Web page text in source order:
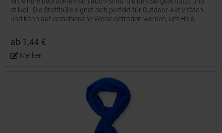
stilvoll. Die Stoffhülle eignet sich perfekt für Outdoor-Aktivitäten
und kann auf verschiedene Weise getragen werden, um Hals,
ab 1,44 €
Merken